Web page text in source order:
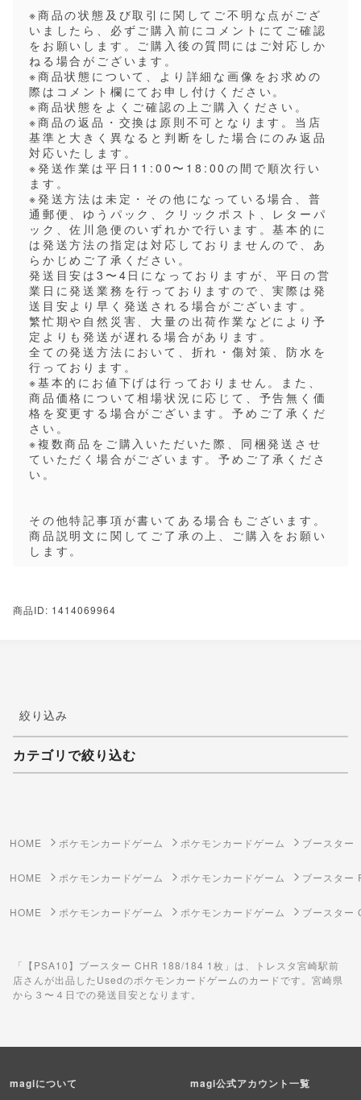
※商品の状態及び取引に関してご不明な点がござ
いましたら、必ずご購入前にコメントにてご確認
をお願いします。ご購入後の質問にはご対応しか
ねる場合がございます。
※商品状態について、より詳細な画像をお求めの
際はコメント欄にてお申し付けください。
※商品状態をよくご確認の上ご購入ください。
※商品の返品・交換は原則不可となります。当店
基準と大きく異なると判断をした場合にのみ返品
対応いたします。
※発送作業は平日11:00〜18:00の間で順次行い
ます。
※発送方法は未定・その他になっている場合、普
通郵便、ゆうパック、クリックポスト、レターパ
ック、佐川急便のいずれかで行います。基本的に
は発送方法の指定は対応しておりませんので、あ
らかじめご了承ください。
発送目安は3〜4日になっておりますが、平日の営
業日に発送業務を行っておりますので、実際は発
送目安より早く発送される場合がございます。
繁忙期や自然災害、大量の出荷作業などにより予
定よりも発送が遅れる場合があります。
全ての発送方法において、折れ・傷対策、防水を
行っております。
※基本的にお値下げは行っておりません。また、
商品価格について相場状況に応じて、予告無く価
格を変更する場合がございます。予めご了承くだ
さい。
※複数商品をご購入いただいた際、同梱発送させ
ていただく場合がございます。予めご了承くださ
い。
その他特記事項が書いてある場合もございます。
商品説明文に関してご了承の上、ご購入をお願い
します。
商品ID: 1414069964
絞り込み
カテゴリで絞り込む
ポケカ（未開封BOX）
遊戯王（未開封BOX）
HOME ポケモンカードゲーム ポケモンカードゲーム ブースター
HOME ポケモンカードゲーム ポケモンカードゲーム ブースター
HOME ポケモンカードゲーム ポケモンカードゲーム ブースター
「【PSA10】ブースター CHR 188/184 1枚」は、トレスタ宮崎駅前
店さんが出品したUsedのポケモンカードゲームのカードです。宮崎県
から３〜４日での発送目安となります。
magiについて magi公式アカウント一覧